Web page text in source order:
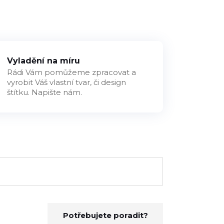
Vyladění na míru
Rádi Vám pomůžeme zpracovat a
vyrobit Váš vlastní tvar, či design
štítku. Napište nám.
Potřebujete poradit?